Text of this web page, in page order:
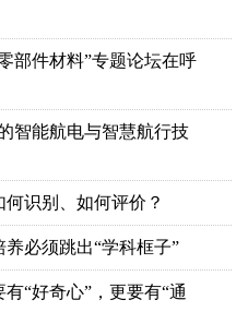
部件材料”专题论坛在呼
智能航电与智慧航行技
识别、如何评价？
必须跳出“学科框子”
“好奇心”，更要有“通